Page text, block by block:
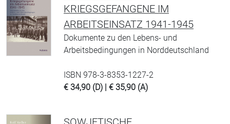
KRIEGSGEFANGENE IM
ARBEITSEINSATZ 1941-1945
Dokumente zu den Lebens- und
Arbeitsbedingungen in Norddeutschland
ISBN 978-3-8353-1227-2
€ 34,90 (D) | € 35,90 (A)